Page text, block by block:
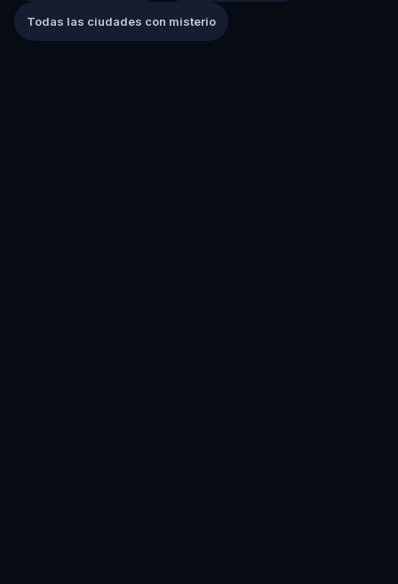
Todas las ciudades con misterio